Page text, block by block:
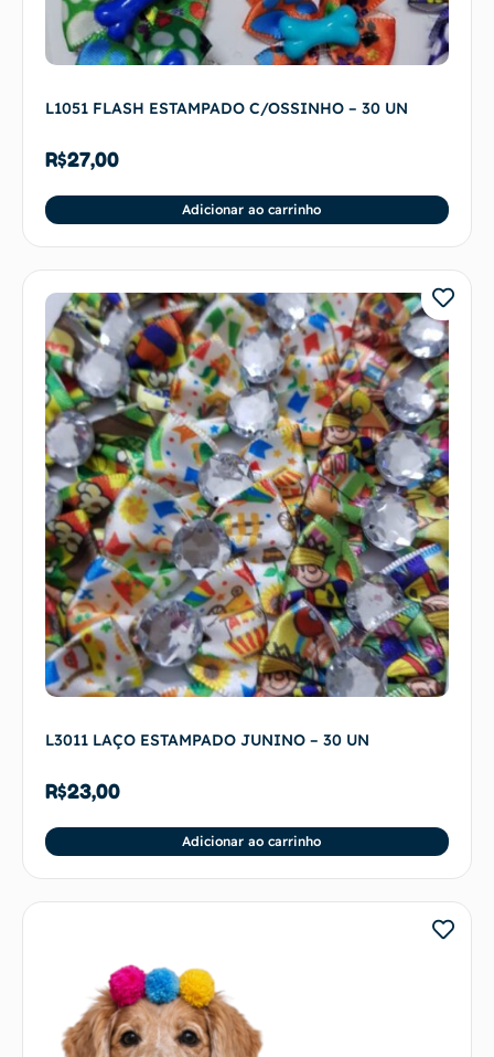
L1051 FLASH ESTAMPADO C/OSSINHO – 30 UN
R$27,00
Adicionar ao carrinho
L3011 LAÇO ESTAMPADO JUNINO – 30 UN
R$23,00
Adicionar ao carrinho